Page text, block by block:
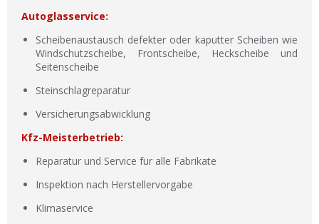
Autoglasservice:
Scheibenaustausch defekter oder kaputter Scheiben wie
Windschutzscheibe, Frontscheibe, Heckscheibe und
Seitenscheibe
Steinschlagreparatur
Versicherungsabwicklung
Kfz-Meisterbetrieb:
Reparatur und Service für alle Fabrikate
Inspektion nach Herstellervorgabe
Klimaservice